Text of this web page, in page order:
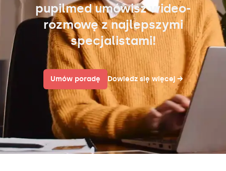
pupilmed umówisz wideo-
rozmowę z najlepszymi
specjalistami!
Umów poradę Dowiedz się więcej →